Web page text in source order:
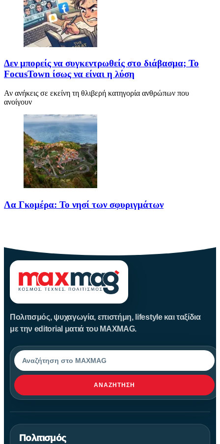
Δεν μπορείς να συγκεντρωθείς στο διάβασμα; Το
FocusTown ίσως να είναι η λύση
Αν ανήκεις σε εκείνη τη θλιβερή κατηγορία ανθρώπων που
ανοίγουν
Λα Γκομέρα: Το νησί των σφυριγμάτων
Πολιτισμός, ψυχαγωγία, επιστήμη, lifestyle και ταξίδια
με την editorial ματιά του MAXMAG.
Αναζήτηση
ΑΝΑΖΉΤΗΣΗ
Πολιτισμός